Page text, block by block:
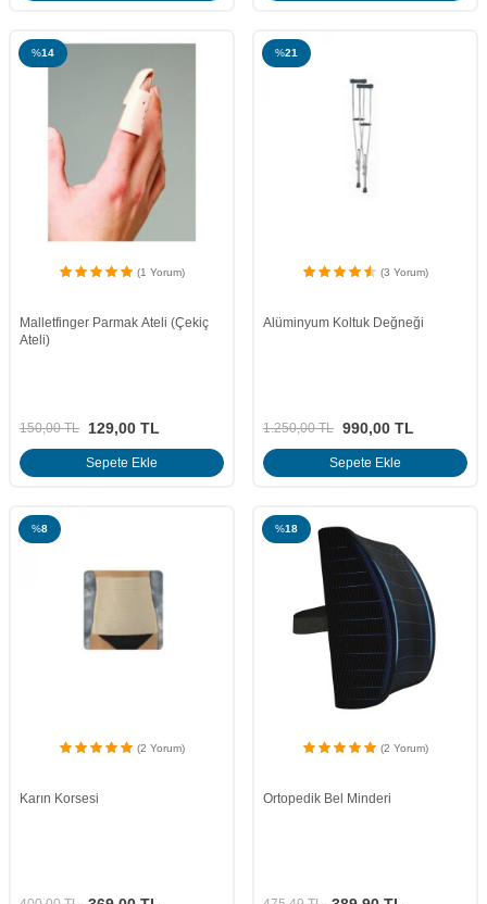
%14
(1 Yorum)
Malletfinger Parmak Ateli (Çekiç
Ateli)
150,00TL 129,00 TL
Sepete Ekle
%21
(3 Yorum)
Alüminyum Koltuk Değneği
1.250,00TL 990,00 TL
Sepete Ekle
%8
(2 Yorum)
Karın Korsesi
%18
(2 Yorum)
Ortopedik Bel Minderi